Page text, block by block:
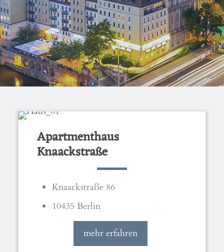
Apartmenthaus
Knaackstraße
Knaackstraße 86
10435 Berlin
mehr erfahren